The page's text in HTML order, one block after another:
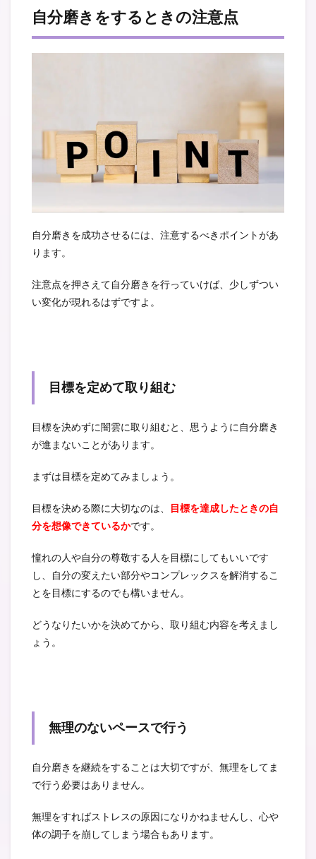
自分磨きをするときの注意点
自分磨きを成功させるには、注意するべきポイントがあ
ります。
注意点を押さえて自分磨きを行っていけば、少しずつい
い変化が現れるはずですよ。
目標を定めて取り組む
目標を決めずに闇雲に取り組むと、思うように自分磨き
が進まないことがあります。
まずは目標を定めてみましょう。
目標を決める際に大切なのは、
目標を達成したときの自
分を想像できているかです。
憧れの人や自分の尊敬する人を目標にしてもいいです
し、自分の変えたい部分やコンプレックスを解消するこ
とを目標にするのでも構いません。
どうなりたいかを決めてから、取り組む内容を考えまし
ょう。
無理のないペースで行う
自分磨きを継続をすることは大切ですが、無理をしてま
で行う必要はありません。
無理をすればストレスの原因になりかねませんし、心や
体の調子を崩してしまう場合もあります。